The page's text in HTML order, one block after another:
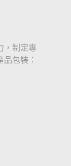
，制定專
包裝：